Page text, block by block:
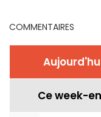
COMMENTAIRES
Ce week-